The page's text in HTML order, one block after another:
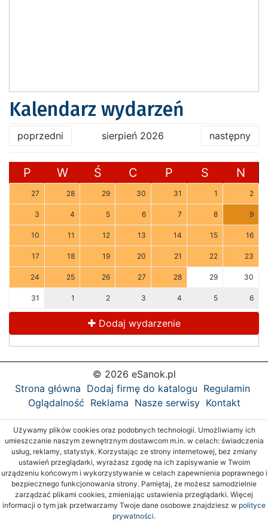
Kalendarz wydarzeń
poprzedni sierpień 2026 następny
P W Ś C P S N
27 28 29 30 31 1 2
3 4 5 6 7 8 9
10 11 12 13 14 15 16
17 18 19 20 21 22 23
24 25 26 27 28 29 30
31 1 2 3 4 5 6
Dodaj wydarzenie
© 2026 eSanok.pl
Strona główna Dodaj firmę do katalogu Regulamin
Oglądalność Reklama Nasze serwisy Kontakt
Używamy plików cookies oraz podobnych technologii. Umożliwiamy ich
umieszczanie naszym zewnętrznym dostawcom m.in. w celach: świadczenia
usług, reklamy, statystyk. Korzystając ze strony internetowej, bez zmiany
ustawień przeglądarki, wyrażasz zgodę na ich zapisywanie w Twoim
urządzeniu końcowym i wykorzystywanie w celach zapewnienia poprawnego i
bezpiecznego funkcjonowania strony. Pamiętaj, że możesz samodzielnie
zarządzać plikami cookies, zmieniając ustawienia przeglądarki. Więcej
informacji o tym jak przetwarzamy Twoje dane osobowe znajdziesz w polityce
prywatności.